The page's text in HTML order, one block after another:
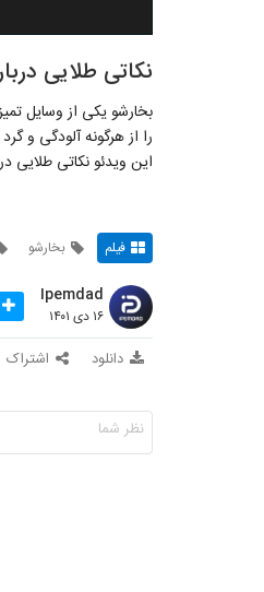
نکاتی طلایی
بخارشو یکی از وسایل
را از هرگونه آلودگی و
این ویدئو نکاتی طلایی
فیلم بخارشو
Ipemdad
۱۶ دی ۱۴۰۱
دانلود اشتراک